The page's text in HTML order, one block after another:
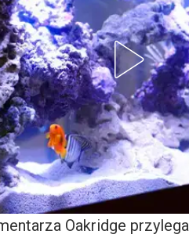
Oakridge